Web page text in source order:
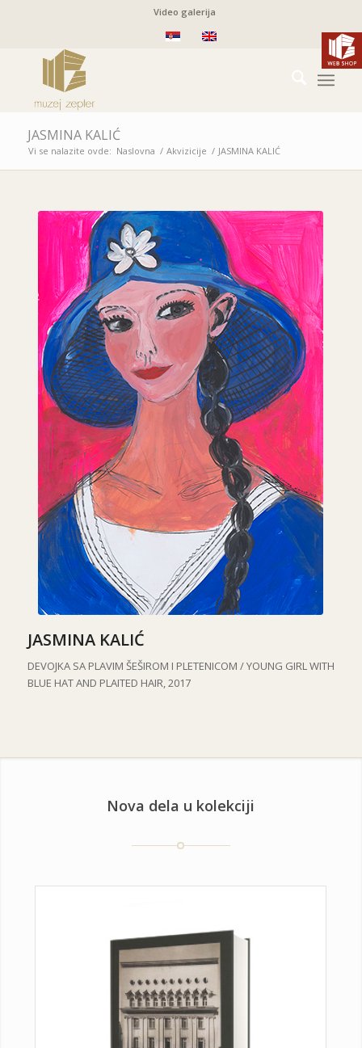
Video galerija
JASMINA KALIĆ
Vi se nalazite ovde: Naslovna / Akvizicije / JASMINA KALIĆ
JASMINA KALIĆ
DEVOJKA SA PLAVIM ŠEŠIROM I PLETENICOM / YOUNG GIRL WITH
BLUE HAT AND PLAITED HAIR, 2017
Nova dela u kolekciji